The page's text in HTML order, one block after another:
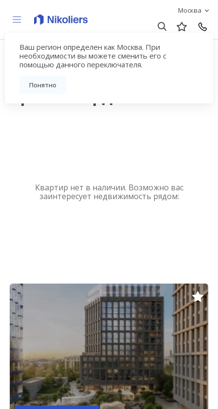
Москва
Ваш регион определен как Москва. При
необходимости вы можете сменить его с
помощью данного переключателя.
Понятно
Купить квартиру
новостройку у метро
Квартир нет в наличии. Возможно вас
заинтересует недвижимость рядом: